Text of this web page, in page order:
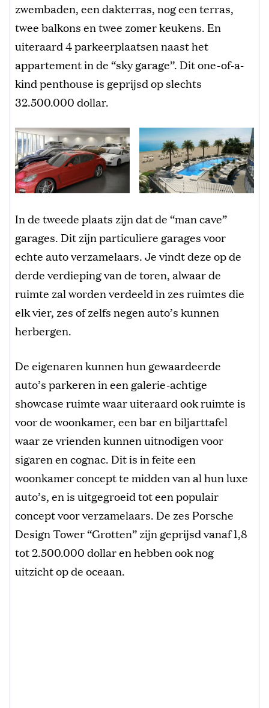
zwembaden, een dakterras, nog een terras,
twee balkons en twee zomer keukens. En
uiteraard 4 parkeerplaatsen naast het
appartement in de “sky garage”. Dit one-of-a-
kind penthouse is geprijsd op slechts
32.500.000 dollar.
In de tweede plaats zijn dat de “man cave”
garages. Dit zijn particuliere garages voor
echte auto verzamelaars. Je vindt deze op de
derde verdieping van de toren, alwaar de
ruimte zal worden verdeeld in zes ruimtes die
elk vier, zes of zelfs negen auto’s kunnen
herbergen.
De eigenaren kunnen hun gewaardeerde
auto’s parkeren in een galerie-achtige
showcase ruimte waar uiteraard ook ruimte is
voor de woonkamer, een bar en biljarttafel
waar ze vrienden kunnen uitnodigen voor
sigaren en cognac. Dit is in feite een
woonkamer concept te midden van al hun luxe
auto’s, en is uitgegroeid tot een populair
concept voor verzamelaars. De zes Porsche
Design Tower “Grotten” zijn geprijsd vanaf 1,8
tot 2.500.000 dollar en hebben ook nog
uitzicht op de oceaan.